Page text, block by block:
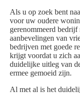
Als u op zoek bent
voor uw oudere
gerenommeerd bedrijf
aanbevelingen van
bedrijven met goede
krijgt voordat u zich
duidelijke uitleg van
ermee gemoeid zijn.
Al met al is het